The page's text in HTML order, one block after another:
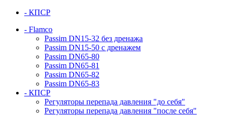
- КПСР
- Flamco
Passim DN15-32 без дренажа
Passim DN15-50 с дренажем
Passim DN65-80
Passim DN65-81
Passim DN65-82
Passim DN65-83
- КПСР
Регуляторы перепада давления "до себя"
Регуляторы перепада давления "после себя"